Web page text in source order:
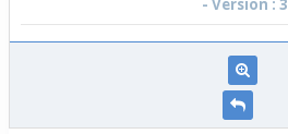
- Version : 3